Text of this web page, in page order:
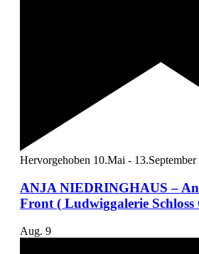
Hervorgehoben 10.Mai - 13.September
ANJA NIEDRINGHAUS –
Front ( Ludwiggalerie Schloss
Aug. 9